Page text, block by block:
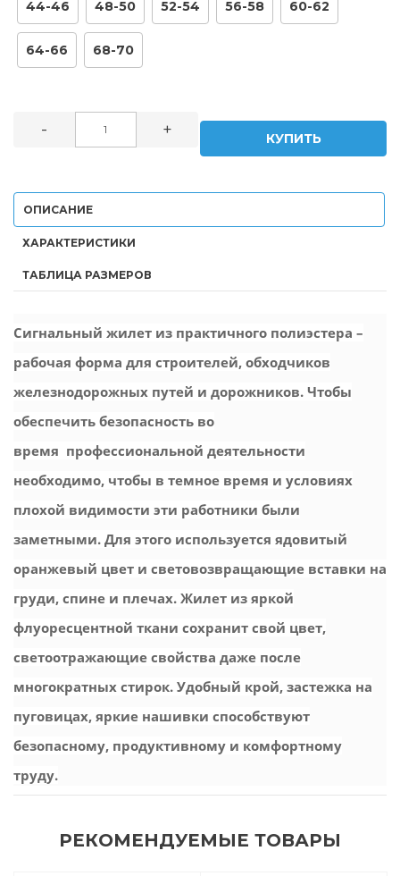
44-46 48-50 52-54 56-58 60-62
64-66 68-70
- + КУПИТЬ
ОПИСАНИЕ
ХАРАКТЕРИСТИКИ
ТАБЛИЦА РАЗМЕРОВ
Сигнальный жилет из практичного полиэстера –
рабочая форма для строителей, обходчиков
железнодорожных путей и дорожников. Чтобы
обеспечить безопасность во
время профессиональной деятельности
необходимо, чтобы в темное время и условиях
плохой видимости эти работники были
заметными. Для этого используется ядовитый
оранжевый цвет и световозвращающие вставки на
груди, спине и плечах. Жилет из яркой
флуоресцентной ткани сохранит свой цвет,
светоотражающие свойства даже после
многократных стирок. Удобный крой, застежка на
пуговицах, яркие нашивки способствуют
безопасному, продуктивному и комфортному
труду.
РЕКОМЕНДУЕМЫЕ ТОВАРЫ